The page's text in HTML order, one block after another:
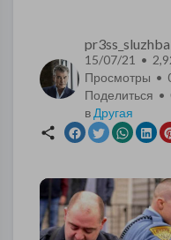
pr3ss_sluzhba
15/07/21 •
Просмотры •
Поделиться •
в Другая